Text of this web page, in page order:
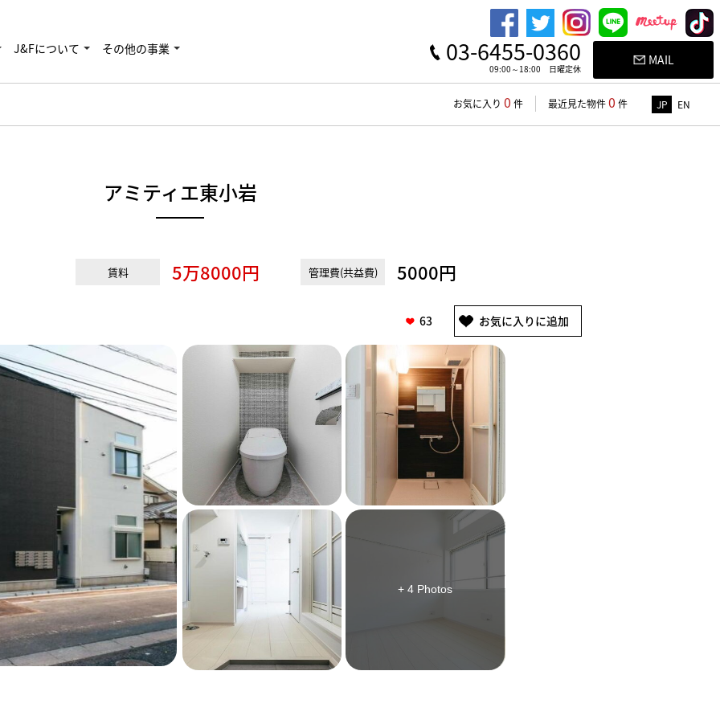
J&Fについて その他の事業 03-6455-0360
09:00～18:00 日曜定休
MAIL
お気に入り 0 件 最近見た物件0 件 JP EN
アミティエ東小岩
賃料 5万8000円 管理費(共益費) 5000円
63
+ 4 Photos